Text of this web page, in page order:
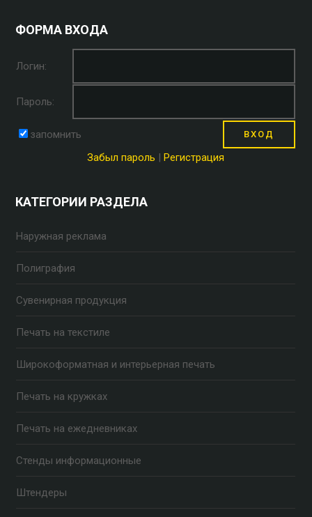
ФОРМА ВХОДА
Логин:
Пароль:
запомнить
Забыл пароль
Регистрация
КАТЕГОРИИ РАЗДЕЛА
Наружная реклама
Полиграфия
Сувенирная продукция
Печать на текстиле
Широкоформатная и интерьерная печать
Печать на кружках
Печать на ежедневниках
Стенды информационные
Штендеры